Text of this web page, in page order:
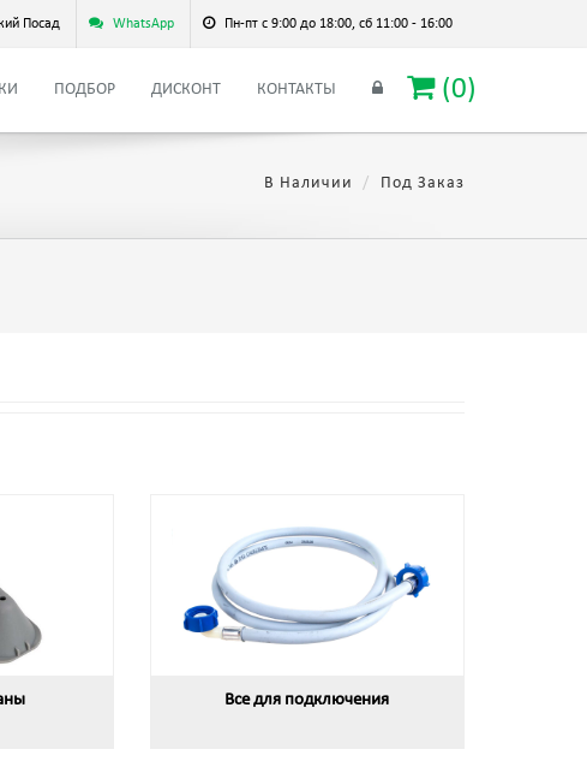
Посад WhatsApp Пн-пт с 9:00 до 18:00, сб 11:00 - 16:00
ПОДБОР ДИСКОНТ КОНТАКТЫ (0)
В Наличии Под Заказ
Все для подключения